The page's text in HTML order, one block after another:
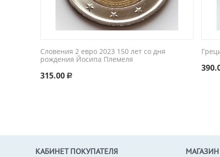
Словения 2 евро 2023 150 лет со дня
рождения Йосипа Племеля
315.00 Р
КАБИНЕТ ПОКУПАТЕЛЯ МАГАЗИН